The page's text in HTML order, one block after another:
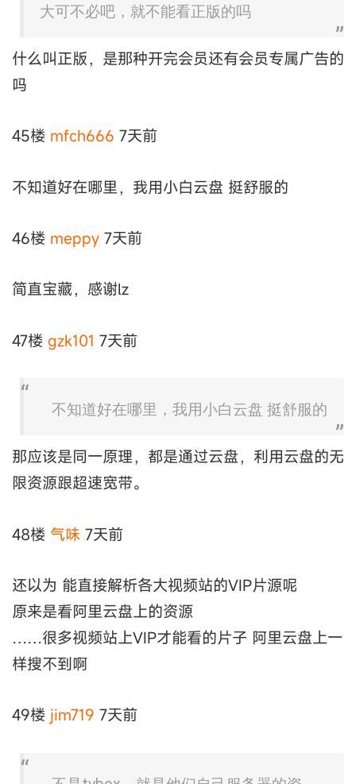
大可不必吧，就不能看正版的吗
什么叫正版，是那种开完会员还有会员专属广告的
吗
45楼 mfch666 7天前
不知道好在哪里，我用小白云盘 挺舒服的
46楼 meppy 7天前
简直宝藏，感谢lz
47楼 gzk101 7天前
不知道好在哪里，我用小白云盘 挺舒服的
那应该是同一原理，都是通过云盘，利用云盘的无
限资源跟超速宽带。
48楼 气味 7天前
还以为 能直接解析各大视频站的VIP片源呢
原来是看阿里云盘上的资源
……很多视频站上VIP才能看的片子 阿里云盘上一
样搜不到啊
49楼 jim719 7天前